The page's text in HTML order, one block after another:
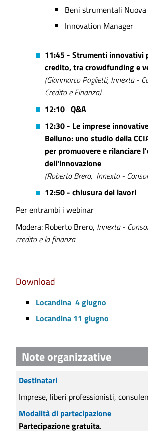
Beni strumentali
Innovation Manager
11:45 - Strumenti innovativi
credito, tra crowdfunding e
(Gianmarco Paglietti, Innexta -
Credito e Finanza)
12:10 Q&A
12:30 - Le imprese
Belluno: uno studio della
per promuovere e rilanciare
dell'innovazione
(Roberto Brero, Innexta -
12:50 - chiusura dei lavori
Per entrambi i webinar
Modera: Roberto Brero, Innexta -
credito e la finanza
Download
Locandina 4 giugno
Locandina 11 giugno
Note organizzative
Destinatari
Imprese, liberi professionisti,
Modalità di partecipazione
Partecipazione gratuita.